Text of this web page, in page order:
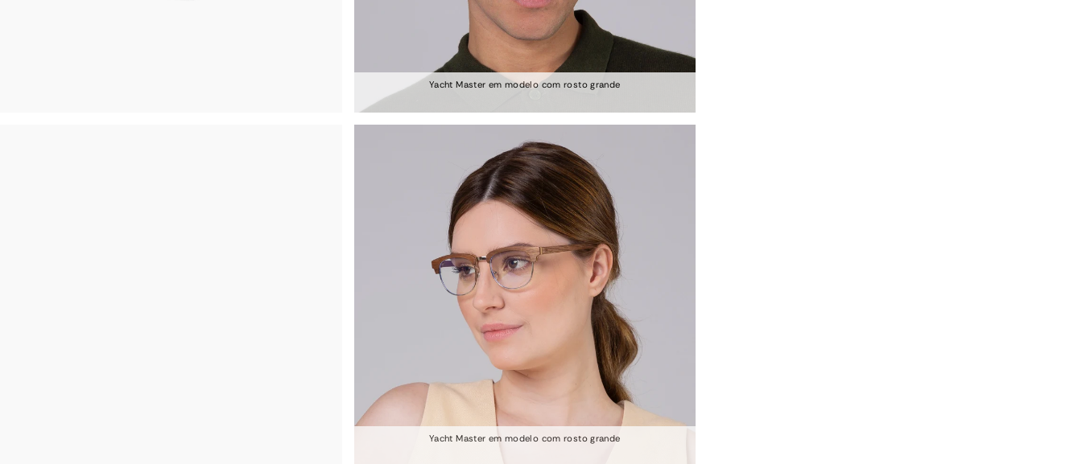
Yacht Master em modelo com rosto grande
Yacht Master em modelo com rosto grande